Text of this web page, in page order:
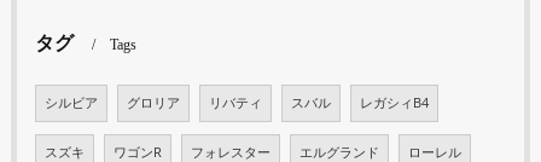
タグ Tags
シルビア グロリア リバティ スバル レガシィB4
スズキ ワゴンR フォレスター エルグランド ローレル